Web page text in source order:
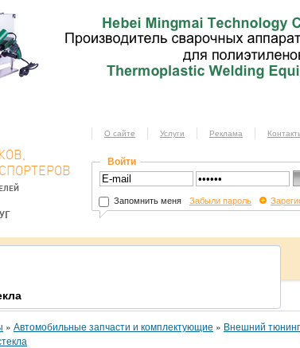
О сайте Услуги Реклама
Войти
Запомнить меня Забыли пароль
» Автомобильные запчасти и комплектующие » Внешний тюнинг